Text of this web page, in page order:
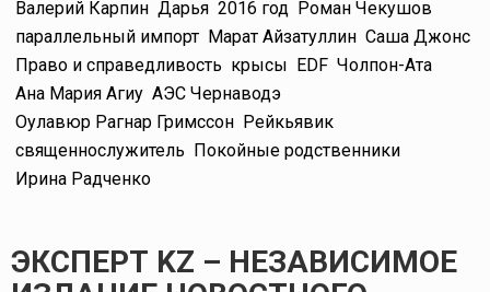
Валерий Карпин Дарья 2016 год Роман Чекушов
параллельный импорт Марат Айзатуллин Саша Джонс
Право и справедливость крысы EDF Чолпон-Ата
Ана Мария Агиу АЭС Чернаводэ
Оулавюр Рагнар Гримссон Рейкьявик
священнослужитель Покойные родственники
Ирина Радченко
ЭКСПЕРТ KZ – НЕЗАВИСИМОЕ